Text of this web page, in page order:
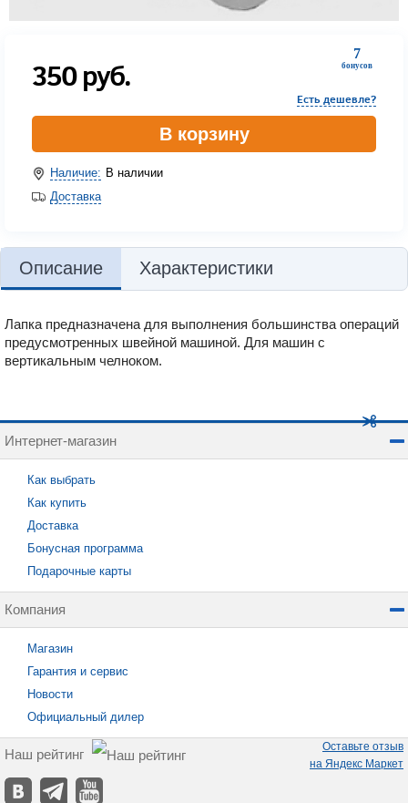
7
бонусов
350руб.
Есть дешевле?
В корзину
Наличие: В наличии
Доставка
Описание Характеристики
Лапка предназначена для выполнения большинства операций
предусмотренных швейной машиной. Для машин с
вертикальным челноком.
Интернет-магазин
Как выбрать
Как купить
Доставка
Бонусная программа
Подарочные карты
Компания
Магазин
Гарантия и сервис
Новости
Официальный дилер
Наш рейтинг
Оставьте отзыв
на Яндекс Маркет